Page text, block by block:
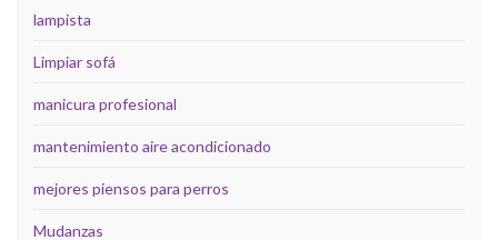
lampista
Limpiar sofá
manicura profesional
mantenimiento aire acondicionado
mejores piensos para perros
Mudanzas